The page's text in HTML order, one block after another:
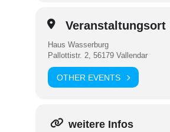
Veranstaltungsort
Haus Wasserburg
Pallottistr. 2, 56179 Vallendar
OTHER EVENTS
weitere Infos